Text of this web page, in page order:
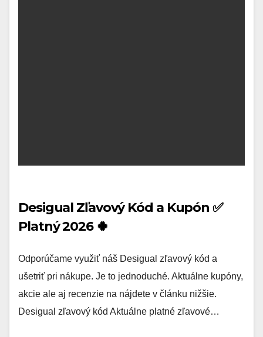
Desigual Zľavový Kód a Kupón ✅
Platný 2026 🍀
Odporúčame využiť náš Desigual zľavový kód a
ušetriť pri nákupe. Je to jednoduché. Aktuálne kupóny,
akcie ale aj recenzie na nájdete v článku nižšie.
Desigual zľavový kód Aktuálne platné zľavové…